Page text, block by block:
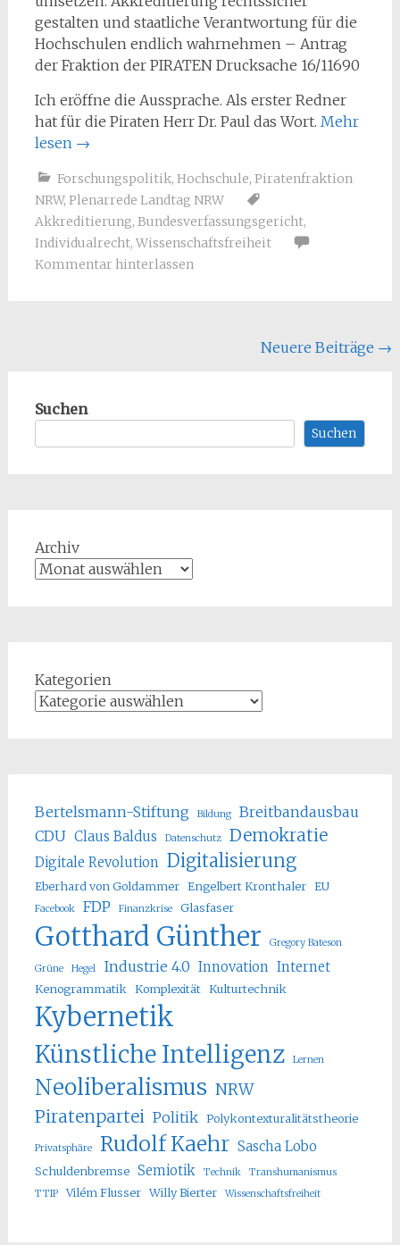
gestalten und staatliche Verantwortung für die
Hochschulen endlich wahrnehmen – Antrag
der Fraktion der PIRATEN Drucksache 16/11690
Ich eröffne die Aussprache. Als erster Redner
hat für die Piraten Herr Dr. Paul das Wort. Mehr
lesen →
Forschungspolitik, Hochschule, Piratenfraktion
NRW, Plenarrede Landtag NRW
Akkreditierung, Bundesverfassungsgericht,
Individualrecht, Wissenschaftsfreiheit
Kommentar hinterlassen
Neuere Beiträge →
Suchen
Suchen
Archiv
Kategorien
Bertelsmann-Stiftung Bildung
Breitbandausbau
CDU Claus Baldus Datenschutz Demokratie
Digitale Revolution Digitalisierung
Eberhard von Goldammer Engelbert Kronthaler EU
Facebook FDP Finanzkrise Glasfaser
Gotthard Günther Gregory Bateson
Grüne Hegel Industrie 4.0 Innovation Internet
Kenogrammatik Komplexität Kulturtechnik
Kybernetik
Künstliche Intelligenz Lernen
Neoliberalismus NRW
Piratenpartei Politik Polykontexturalitätstheorie
Privatsphäre Rudolf Kaehr Sascha Lobo
Schuldenbremse Semiotik Technik
Transhumanismus
TTIP
Vilém Flusser Willy Bierter Wissenschaftsfreiheit